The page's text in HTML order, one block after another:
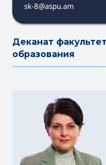
sk-8@aspu.am
Деканат
образования